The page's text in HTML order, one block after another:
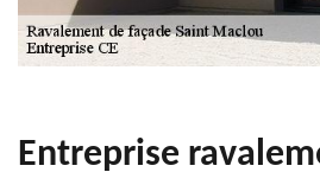
Entreprise